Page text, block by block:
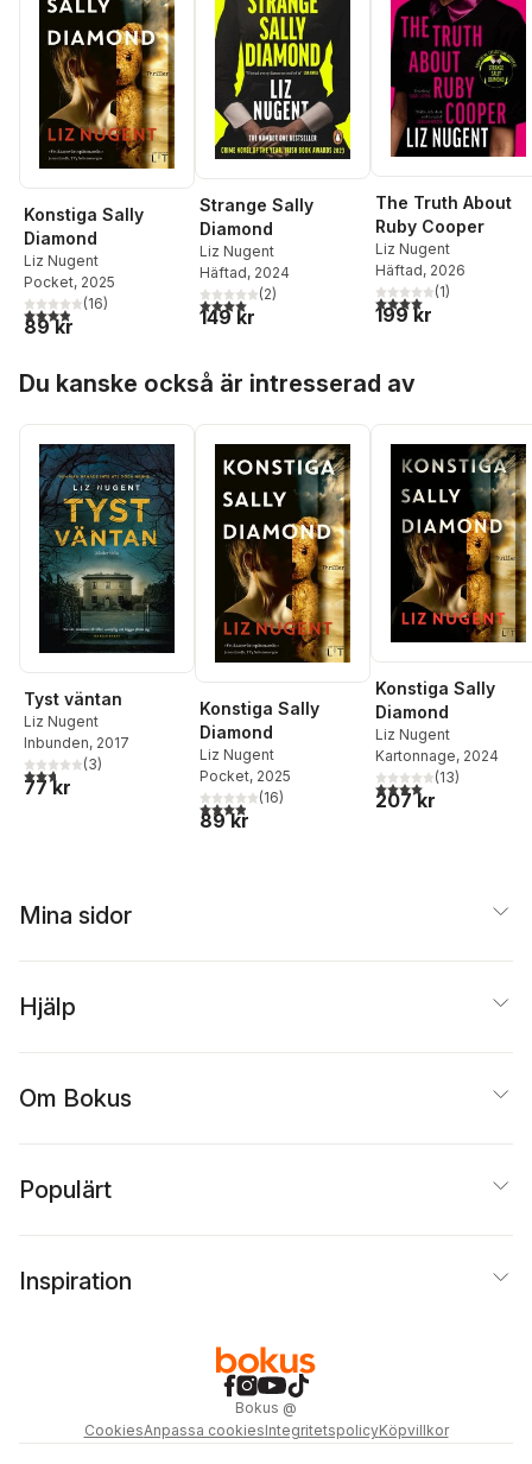
Konstiga Sally
Diamond
Liz Nugent
Pocket, 2025
3,9utav 5 stjärnor. Totalt antal röster:
(16)
89 kr
Strange Sally
Diamond
Liz Nugent
Häftad, 2024
4,0utav 5 stjärnor. Totalt antal röster:
(2)
149 kr
The Truth About
Ruby Cooper
Liz Nugent
Häftad, 2026
4,0utav 5 stjärnor.
(1)
199 kr
Du kanske också är intresserad av
Tyst väntan
Liz Nugent
Inbunden, 2017
2,7utav 5 stjärnor. Totalt antal röster:
(3)
77 kr
Konstiga Sally
Diamond
Liz Nugent
Pocket, 2025
3,9utav 5 stjärnor. Totalt antal röster:
(16)
89 kr
Konstiga Sally
Diamond
Liz Nugent
Kartonnage, 2024
4,0utav 5 stjärnor.
(13)
207 kr
Mina sidor
Hjälp
Om Bokus
Populärt
Inspiration
Bokus @
CookiesAnpassa cookiesIntegritetspolicyKöpvillkor